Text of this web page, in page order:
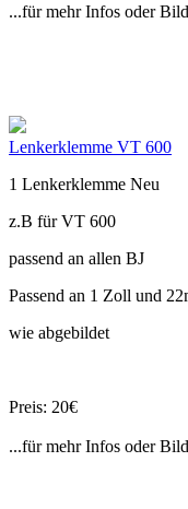
...für mehr Infos oder
Lenkerklemme VT 600
1 Lenkerklemme Neu
z.B für VT 600
passend an allen BJ
Passend an 1 Zoll und
wie abgebildet
Preis: 20€
...für mehr Infos oder